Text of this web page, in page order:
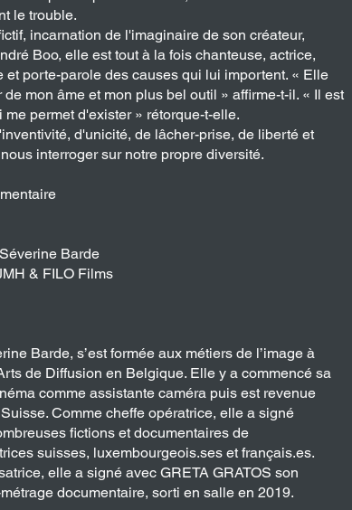
le trouble.
incarnation de l'imaginaire de son créateur,
Boo, elle est tout à la fois chanteuse, actrice,
et porte-parole des causes qui lui importent. « Elle
mon âme et mon plus bel outil » affirme-t-il. « Il est
me permet d'exister » rétorque-t-elle.
d'unicité, de lâcher-prise, de liberté et
interroger sur notre propre diversité.
Barde
& FILO Films
Barde, s’est formée aux métiers de l’image à
de Diffusion en Belgique. Elle y a commencé sa
comme assistante caméra puis est revenue
Comme cheffe opératrice, elle a signé
fictions et documentaires de
suisses, luxembourgeois.ses et français.es.
elle a signé avec GRETA GRATOS son
documentaire, sorti en salle en 2019.